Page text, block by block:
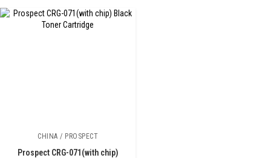
CHINA / PROSPECT
Prospect CRG-071(with chip)